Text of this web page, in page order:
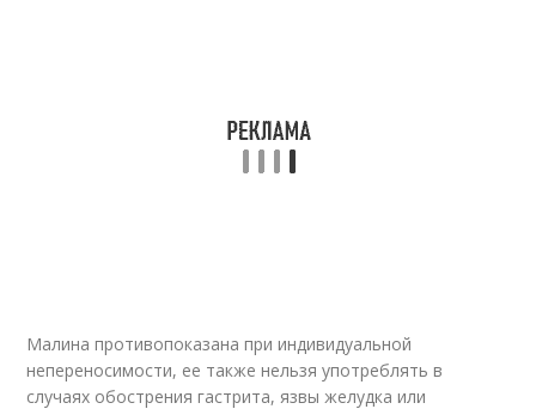
Малина противопоказана при индивидуальной
непереносимости, ее также нельзя употреблять в
случаях обострения гастрита, язвы желудка или